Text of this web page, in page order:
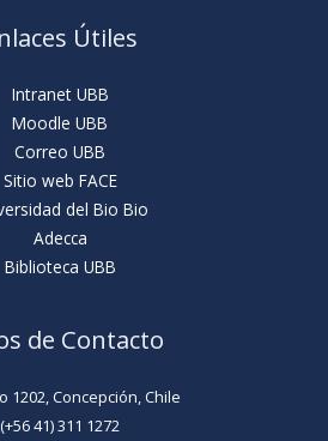
Útiles
Intranet UBB
Moodle UBB
Correo UBB
Sitio web FACE
del Bio Bio
Adecca
Biblioteca UBB
de Contacto
1202, Concepción, Chile
(+56 41) 311 1272